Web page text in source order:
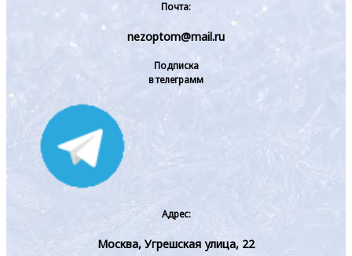
Почта:
nezoptom@mail.ru
Подписка
в телеграмм
Адрес:
Москва, Угрешская улица, 22